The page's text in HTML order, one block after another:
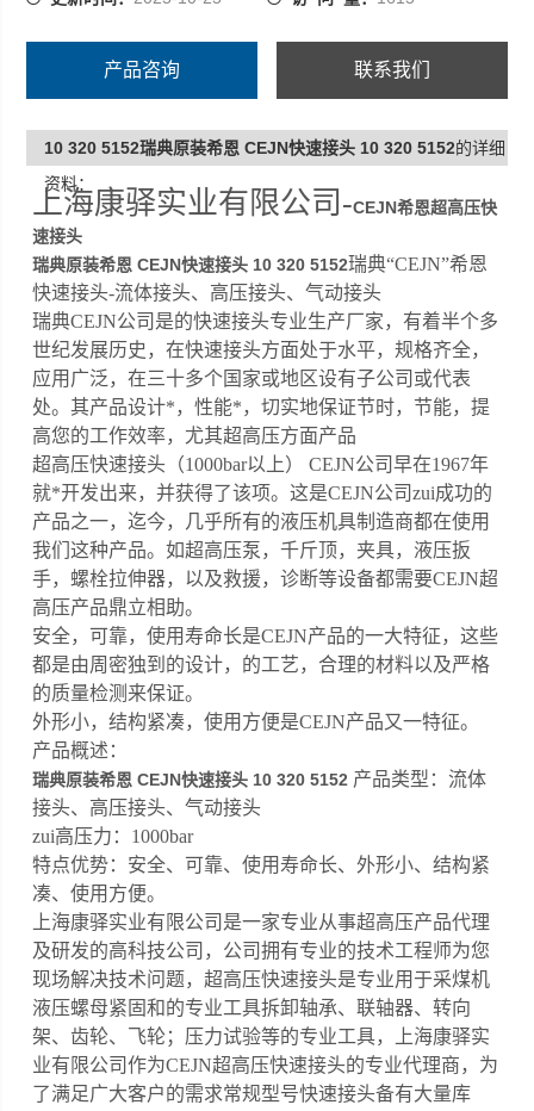
产品咨询 联系我们
10 320 5152瑞典原装希恩 CEJN快速接头 10 320 5152的详细
资料：
上海康驿实业有限公司-CEJN希恩超高压快
速接头
瑞典原装希恩 CEJN快速接头 10 320 5152瑞典“CEJN”希恩
快速接头-流体接头、高压接头、气动接头
瑞典CEJN公司是的快速接头专业生产厂家，有着半个多
世纪发展历史，在快速接头方面处于水平，规格齐全，
应用广泛，在三十多个国家或地区设有子公司或代表
处。其产品设计*，性能*，切实地保证节时，节能，提
高您的工作效率，尤其超高压方面产品
超高压快速接头（1000bar以上） CEJN公司早在1967年
就*开发出来，并获得了该项。这是CEJN公司zui成功的
产品之一，迄今，几乎所有的液压机具制造商都在使用
我们这种产品。如超高压泵，千斤顶，夹具，液压扳
手，螺栓拉伸器，以及救援，诊断等设备都需要CEJN超
高压产品鼎立相助。
安全，可靠，使用寿命长是CEJN产品的一大特征，这些
都是由周密独到的设计，的工艺，合理的材料以及严格
的质量检测来保证。
外形小，结构紧凑，使用方便是CEJN产品又一特征。
产品概述：
瑞典原装希恩 CEJN快速接头 10 320 5152 产品类型：流体
接头、高压接头、气动接头
zui高压力：1000bar
特点优势：安全、可靠、使用寿命长、外形小、结构紧
凑、使用方便。
上海康驿实业有限公司是一家专业从事超高压产品代理
及研发的高科技公司，公司拥有专业的技术工程师为您
现场解决技术问题，超高压快速接头是专业用于采煤机
液压螺母紧固和的专业工具拆卸轴承、联轴器、转向
架、齿轮、飞轮；压力试验等的专业工具，上海康驿实
业有限公司作为CEJN超高压快速接头的专业代理商，为
了满足广大客户的需求常规型号快速接头备有大量库